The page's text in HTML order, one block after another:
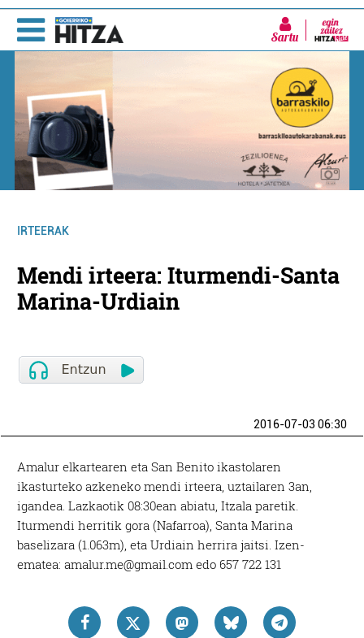
Sartu
IRTEERAK
Mendi irteera: Iturmendi-Santa
Marina-Urdiain
2016-07-03 06:30
Amalur elkartearen eta San Benito ikastolaren
ikasturteko azkeneko mendi irteera, uztailaren 3an,
igandea. Lazkaotik 08:30ean abiatu, Itzala paretik.
Iturmendi herritik gora (Nafarroa), Santa Marina
baselizara (1.063m), eta Urdiain herrira jaitsi. Izen-
ematea: amalur.me@gmail.com edo 657 722 131